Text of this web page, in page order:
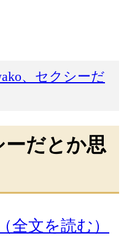
、セクシーだ
ーだとか思
（全文を読む）